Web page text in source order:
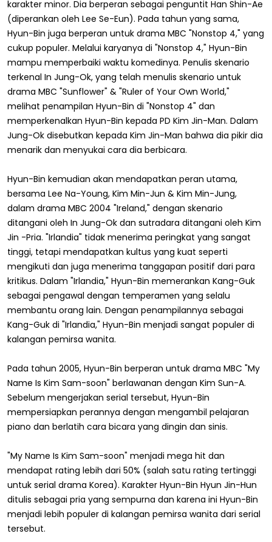
karakter minor. Dia berperan sebagai penguntit Han Shin-Ae
(diperankan oleh Lee Se-Eun). Pada tahun yang sama,
Hyun-Bin juga berperan untuk drama MBC "Nonstop 4," yang
cukup populer. Melalui karyanya di "Nonstop 4," Hyun-Bin
mampu memperbaiki waktu komedinya. Penulis skenario
terkenal In Jung-Ok, yang telah menulis skenario untuk
drama MBC "Sunflower" & "Ruler of Your Own World,"
melihat penampilan Hyun-Bin di "Nonstop 4" dan
memperkenalkan Hyun-Bin kepada PD Kim Jin-Man. Dalam
Jung-Ok disebutkan kepada Kim Jin-Man bahwa dia pikir dia
menarik dan menyukai cara dia berbicara.
Hyun-Bin kemudian akan mendapatkan peran utama,
bersama Lee Na-Young, Kim Min-Jun & Kim Min-Jung,
dalam drama MBC 2004 "Ireland," dengan skenario
ditangani oleh In Jung-Ok dan sutradara ditangani oleh Kim
Jin -Pria. "Irlandia" tidak menerima peringkat yang sangat
tinggi, tetapi mendapatkan kultus yang kuat seperti
mengikuti dan juga menerima tanggapan positif dari para
kritikus. Dalam "Irlandia," Hyun-Bin memerankan Kang-Guk
sebagai pengawal dengan temperamen yang selalu
membantu orang lain. Dengan penampilannya sebagai
Kang-Guk di "Irlandia," Hyun-Bin menjadi sangat populer di
kalangan pemirsa wanita.
Pada tahun 2005, Hyun-Bin berperan untuk drama MBC "My
Name Is Kim Sam-soon" berlawanan dengan Kim Sun-A.
Sebelum mengerjakan serial tersebut, Hyun-Bin
mempersiapkan perannya dengan mengambil pelajaran
piano dan berlatih cara bicara yang dingin dan sinis.
"My Name Is Kim Sam-soon" menjadi mega hit dan
mendapat rating lebih dari 50% (salah satu rating tertinggi
untuk serial drama Korea). Karakter Hyun-Bin Hyun Jin-Hun
ditulis sebagai pria yang sempurna dan karena ini Hyun-Bin
menjadi lebih populer di kalangan pemirsa wanita dari serial
tersebut.